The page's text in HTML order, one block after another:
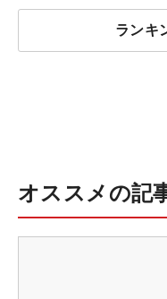
ランキ
オススメの記